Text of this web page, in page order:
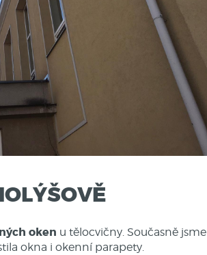
oken u tělocvičny. Současně jsme
okna i okenní parapety.